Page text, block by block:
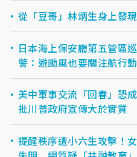
從「豆哥」林炳生身上發
日本海上保安廳第五管區
警：避颱風也要關注航行
美中軍事交流「回春」恐
批川普政府宣傳大於實質
提醒秩序遭小六生攻擊！